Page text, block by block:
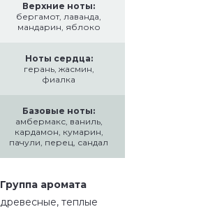
Верхние ноты:
бергамот, лаванда,
мандарин, яблоко
Ноты сердца:
герань, жасмин,
фиалка
Базовые ноты:
амбермакс, ваниль,
кардамон, кумарин,
пачули, перец, сандал
Группа аромата
древесные, теплые